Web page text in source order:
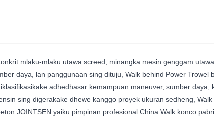
mlaku-mlaku utawa screed, minangka mesin genggam
daya, lan panggunaan sing dituju, Walk behind Power Trowel
adhedhasar kemampuan maneuver, sumber
sing digerakake dhewe kanggo proyek ukuran sedheng,
yaiku pimpinan profesional China Walk konco